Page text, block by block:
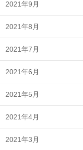
2021年9月
2021年8月
2021年7月
2021年6月
2021年5月
2021年4月
2021年3月